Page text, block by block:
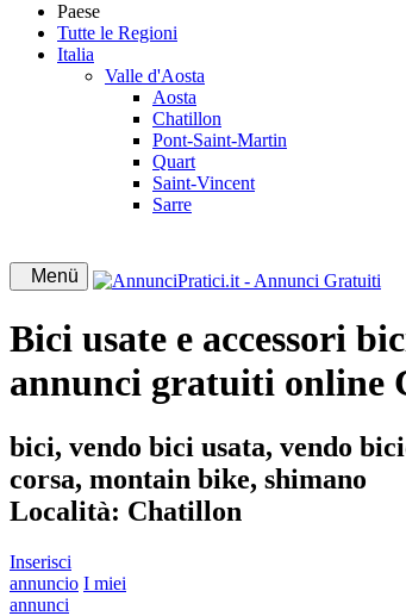
Paese
Tutte le Regioni
Italia
Valle d'Aosta
Aosta
Chatillon
Pont-Saint-Martin
Quart
Saint-Vincent
Sarre
Menü
Bici usate e accessori
annunci gratuiti online
bici, vendo bici usata, vendo
corsa, montain bike, shimano
Località: Chatillon
Inserisci
annuncio I miei
annunci